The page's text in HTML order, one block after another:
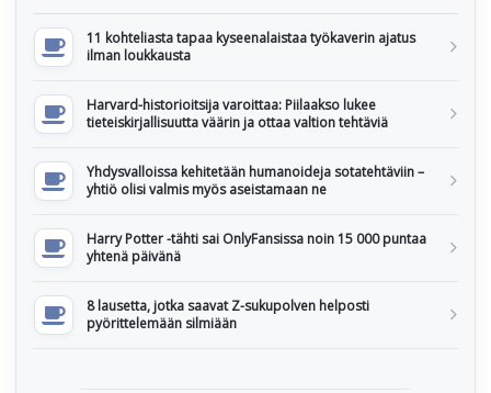
11 kohteliasta tapaa kyseenalaistaa työkaverin ajatus
ilman loukkausta
Harvard-historioitsija varoittaa: Piilaakso lukee
tieteiskirjallisuutta väärin ja ottaa valtion tehtäviä
Yhdysvalloissa kehitetään humanoideja sotatehtäviin –
yhtiö olisi valmis myös aseistamaan ne
Harry Potter -tähti sai OnlyFansissa noin 15 000 puntaa
yhtenä päivänä
8 lausetta, jotka saavat Z-sukupolven helposti
pyörittelemään silmiään